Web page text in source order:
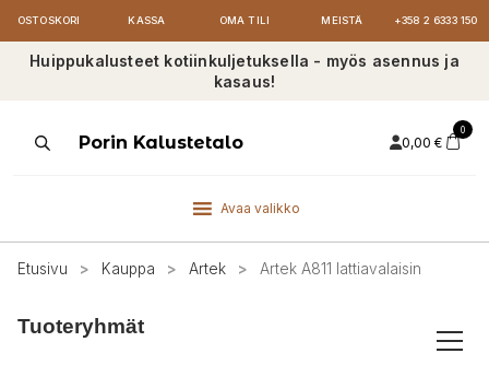
OSTOSKORI KASSA OMA TILI MEISTÄ +358 2 6333 150
Huippukalusteet kotiinkuljetuksella - myös asennus ja
kasaus!
ProductsPorin Kalustetalo 0,00 €
0
Avaa valikko
Etusivu > Kauppa > Artek > Artek A811 lattiavalaisin
Tuoteryhmät